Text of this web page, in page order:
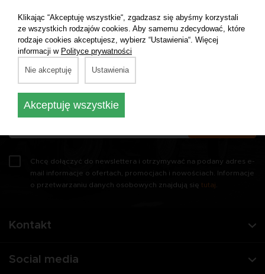
Kontakt
Social media
Newsletter
Otrzymaj 10% zniżki na swoje pierwsze
zamówienie w naszym sklepie!
Chcę dołączyć do newslettera i otrzymywać na podany adres e-
mail informacje o ofertach, promocjach i nowościach. Informacje
o przetwarzaniu danych osobowych znajdują się tutaj
Klikając “Akceptuję wszystkie“, zgadzasz się abyśmy korzystali
ze wszystkich rodzajów cookies. Aby samemu zdecydować, które
rodzaje cookies akceptujesz, wybierz “Ustawienia“. Więcej
informacji w Polityce prywatności
Nie akceptuję Ustawienia
Akceptuję wszystkie